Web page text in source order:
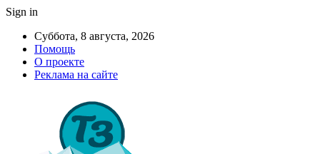
Sign in
Суббота, 8 августа, 2026
Помощь
О проекте
Реклама на сайте